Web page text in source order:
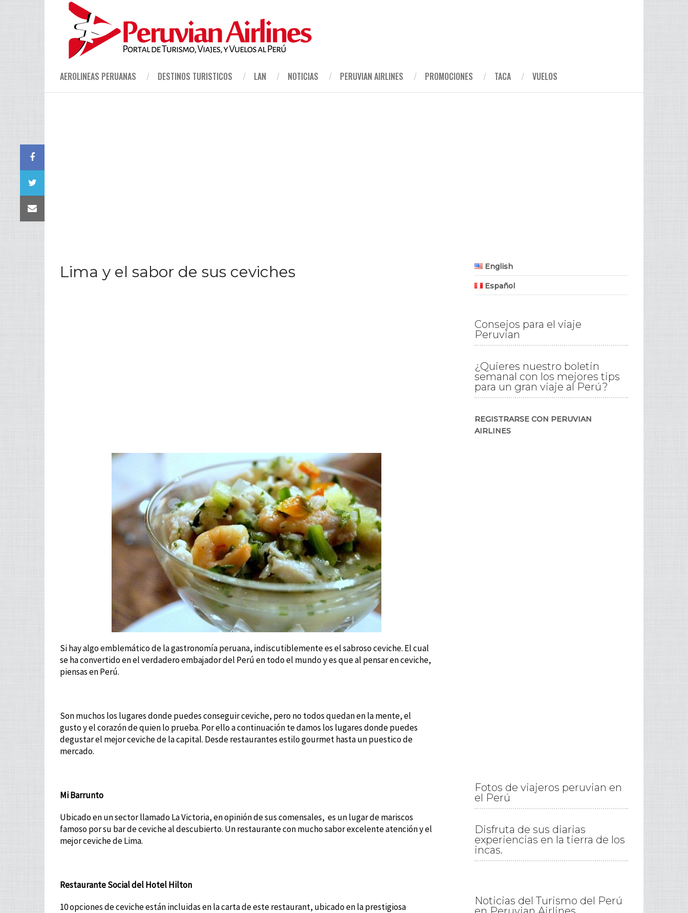
AEROLINEAS PERUANAS DESTINOS TURISTICOS LAN NOTICIAS PERUVIAN AIRLINES PROMOCIONES TACA VUELOS
Lima y el sabor de sus ceviches
Si hay algo emblemático de la gastronomía peruana, indiscutiblemente es el sabroso ceviche. El cual
se ha convertido en el verdadero embajador del Perú en todo el mundo y es que al pensar en ceviche,
piensas en Perú.
Son muchos los lugares donde puedes conseguir ceviche, pero no todos quedan en la mente, el
gusto y el corazón de quien lo prueba. Por ello a continuación te damos los lugares donde puedes
degustar el mejor ceviche de la capital. Desde restaurantes estilo gourmet hasta un puestico de
mercado.
Mi Barrunto
Ubicado en un sector llamado La Victoria, en opinión de sus comensales, es un lugar de mariscos
famoso por su bar de ceviche al descubierto. Un restaurante con mucho sabor excelente atención y el
mejor ceviche de Lima.
Restaurante Social del Hotel Hilton
10 opciones de ceviche están incluidas en la carta de este restaurant, ubicado en la prestigiosa
English
Español
Consejos para el viaje
Peruvian
¿Quieres nuestro boletin
semanal con los mejores tips
para un gran viaje al Perú?
REGISTRARSE CON PERUVIAN
AIRLINES
Fotos de viajeros peruvian en
el Perú
Disfruta de sus diarias
experiencias en la tierra de los
incas.
Noticias del Turismo del Perú